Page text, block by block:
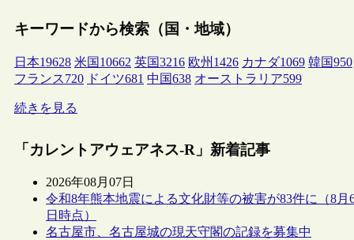
キーワードから検索（国・地域）
日本19628 米国 10662 英国3216 欧州 1426 カナダ1069 韓国950
フランス720 ドイツ681 中国638 オーストラリア599
続きを見る
「カレントアウェアネス-R」新着記事
2026年08月07日
令和8年熊本地震による文化財等の被害が83件に（8月
日時点）
名古屋市、名古屋城の現天守閣の記録を募集中